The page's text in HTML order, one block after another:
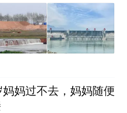
妈过不去，妈妈随便